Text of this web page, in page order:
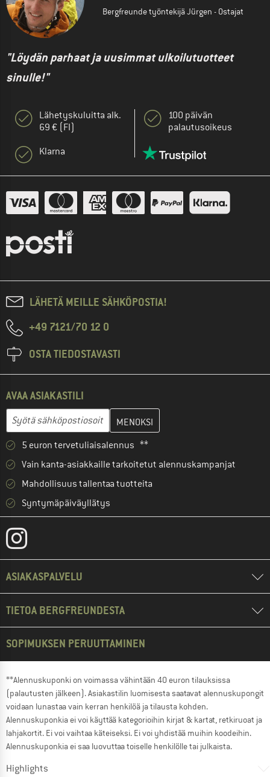
Bergfreunde työntekijä Jürgen - Ostajat
"Löydän parhaat ja uusimmat ulkoilutuotteet
sinulle!"
Lähetyskuluitta alk.
69 € (FI)
Klarna
100 päivän
palautusoikeus
LÄHETÄ MEILLE SÄHKÖPOSTIA!
+49 7121/70 12 0
OSTA TIEDOSTAVASTI
AVAA ASIAKASTILI
Sähköpostiosoite
Anna sähköpostiosoitteesi ja luo seuraavassa vaiheessa
5 euron tervetuliaisalennus **
Vain kanta-asiakkaille tarkoitetut alennuskampanjat
Mahdollisuus tallentaa tuotteita
Syntymäpäiväyllätys
ASIAKASPALVELU
TIETOA BERGFREUNDESTA
SOPIMUKSEN PERUUTTAMINEN
**Alennuskuponki on voimassa vähintään 40 euron tilauksissa
(palautusten jälkeen). Asiakastilin luomisesta saatavat alennuskupongit
voidaan lunastaa vain kerran henkilöä ja tilausta kohden.
Alennuskuponkia ei voi käyttää kategorioihin kirjat & kartat, retkiruoat ja
lahjakortit. Ei voi vaihtaa käteiseksi. Ei voi yhdistää muihin koodeihin.
Alennuskuponkia ei saa luovuttaa toiselle henkilölle tai julkaista.
Highlights